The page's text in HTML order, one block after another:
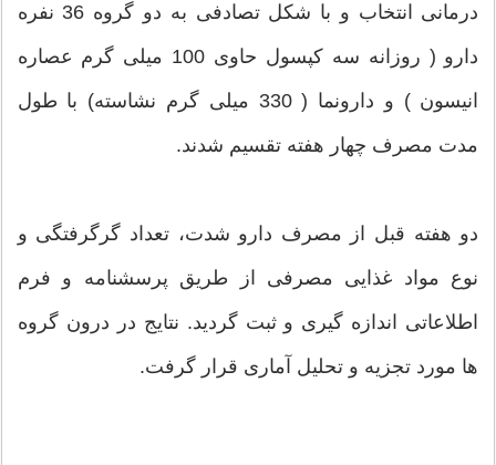
درمانی انتخاب و با شكل تصادفی به دو گروه 36 نفره
دارو ( روزانه سه كپسول حاوی 100 میلی گرم عصاره
انیسون ) و دارونما ( 330 میلی گرم نشاسته) با طول
مدت مصرف چهار هفته تقسیم شدند.
دو هفته قبل از مصرف دارو شدت، تعداد گرگرفتگی و
نوع مواد غذایی مصرفی از طریق پرسشنامه و فرم
اطلاعاتی اندازه گیری و ثبت گردید. نتایج در درون گروه
ها مورد تجزیه و تحلیل آماری قرار گرفت.